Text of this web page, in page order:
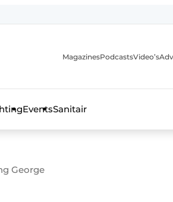
, woon-, en badkamerbranche
MagazinesPodcastsVideo’s
EventsSanitair
George